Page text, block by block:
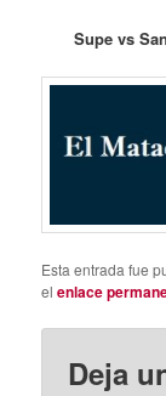
Supe vs
Esta entrada fue
elenlace
Deja